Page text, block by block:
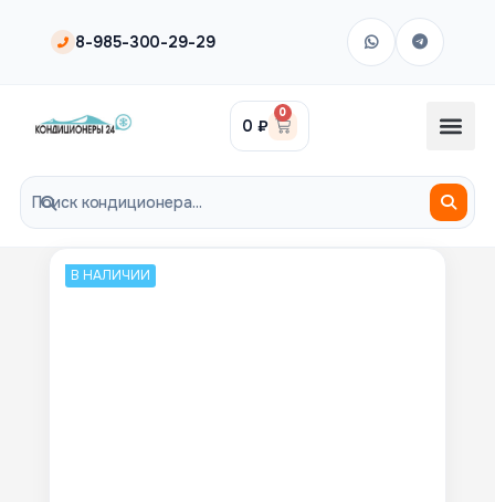
8-985-300-29-29
0 ₽
0
В НАЛИЧИИ